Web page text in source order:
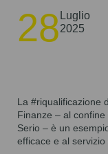
28 Luglio
2025
La #riqualificazione
Finanze – al
Serio – è un
efficace e al servizio